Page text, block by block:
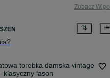
Zobacz
torebka damska vintage
klasyczny fason